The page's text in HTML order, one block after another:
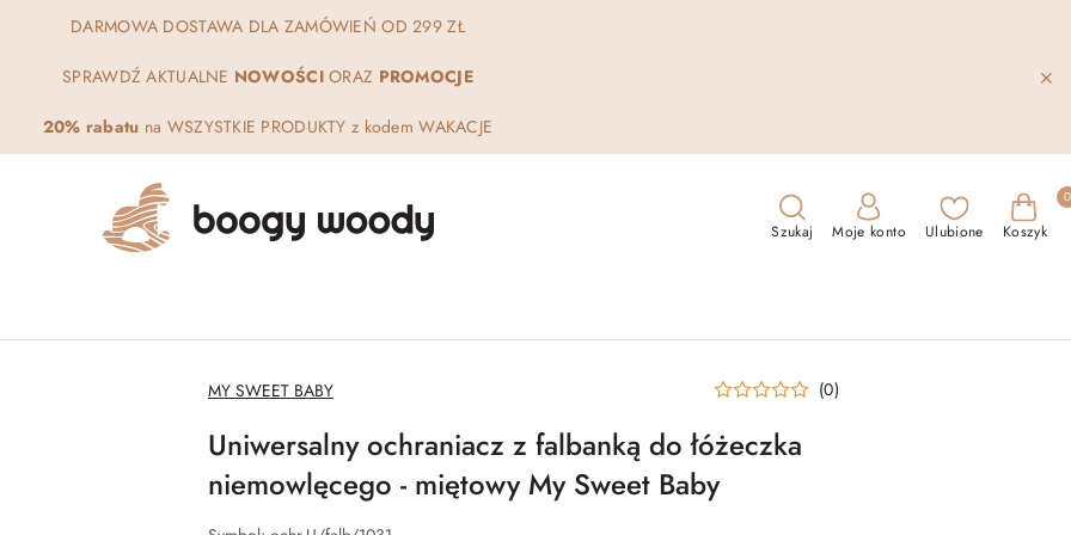
DARMOWA DOSTAWA DLA ZAMÓWIEŃ OD 299 ZŁ
SPRAWDŹ AKTUALNE NOWOŚCIORAZ PROMOCJE
20% rabatu na WSZYSTKIE PRODUKTY z kodem WAKACJE
Szukaj Moje konto Ulubione Koszyk
0
NAZWA
PRODUCENTA:
MY SWEET BABY (0)
Uniwersalny ochraniacz z falbanką do łóżeczka
niemowlęcego - miętowy My Sweet Baby